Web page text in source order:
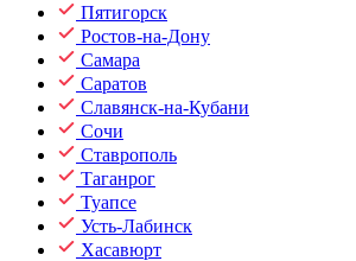
Пятигорск
Ростов-на-Дону
Самара
Саратов
Славянск-на-Кубани
Сочи
Ставрополь
Таганрог
Туапсе
Усть-Лабинск
Хасавюрт